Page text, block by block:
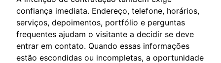
confiança imediata. Endereço, telefone, horários,
serviços, depoimentos, portfólio e perguntas
frequentes ajudam o visitante a decidir se deve
entrar em contato. Quando essas informações
estão escondidas ou incompletas, a oportunidade